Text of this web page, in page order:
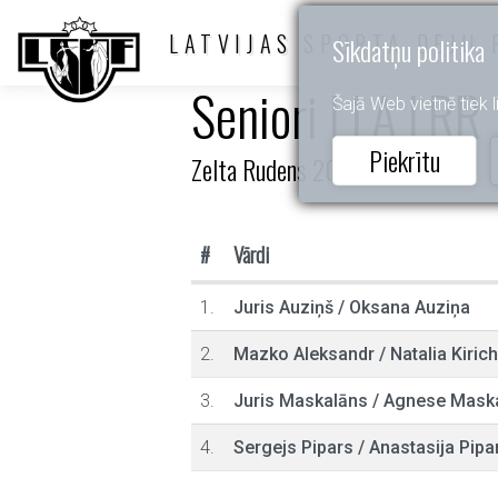
Sīkdatņu politika
Šajā Web vietnē
Piekrītu
LATVIJAS SPORTA DEJU
Seniori I LA LRR
Zelta Rudens 2023
# Vārdi
1. Juris Auziņš / Oksana Auziņa
2. Mazko Aleksandr / Natalia
3. Juris Maskalāns / Agnese
4. Sergejs Pipars / Anastasija